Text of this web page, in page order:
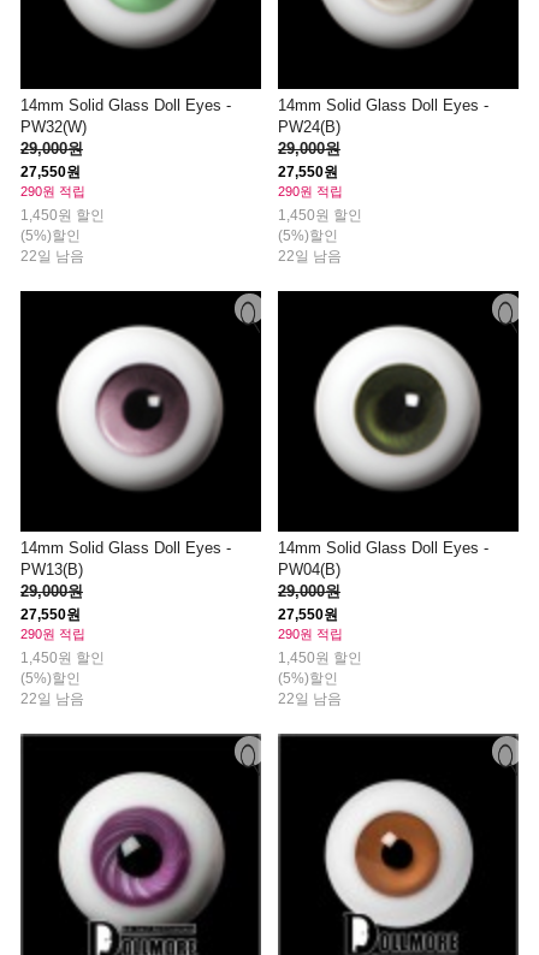
14mm Solid Glass Doll Eyes -
PW32(W)
29,000원
27,550원
290원 적립
1,450원 할인
(5%)할인
22일 남음
14mm Solid Glass Doll Eyes -
PW24(B)
29,000원
27,550원
290원 적립
1,450원 할인
(5%)할인
22일 남음
14mm Solid Glass Doll Eyes -
PW13(B)
29,000원
27,550원
290원 적립
1,450원 할인
(5%)할인
22일 남음
14mm Solid Glass Doll Eyes -
PW04(B)
29,000원
27,550원
290원 적립
1,450원 할인
(5%)할인
22일 남음